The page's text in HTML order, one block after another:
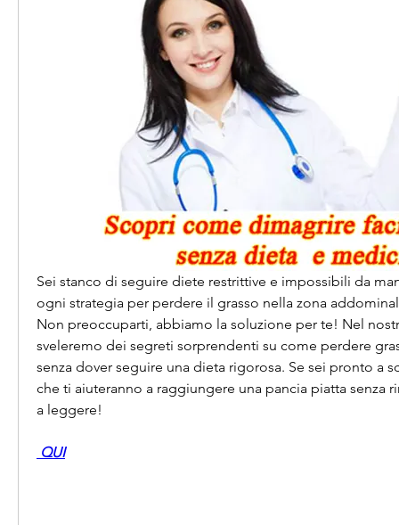
Sei stanco di seguire diete restrittive e impossibili da
ogni strategia per perdere il grasso nella zona
Non preoccuparti, abbiamo la soluzione per te! Nel
sveleremo dei segreti sorprendenti su come perdere
senza dover seguire una dieta rigorosa. Se sei pronto a
che ti aiuteranno a raggiungere una pancia piatta senza
a leggere!
QUI